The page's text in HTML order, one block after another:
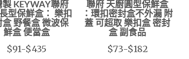
製 KEYWAY聯府
型保鮮盒： 樂扣
盒 野餐盒 微波保
鮮盒 便當盒
$91-$435
聯府 天廚圓型保鮮盒
：環扣密封盒不外漏 附
蓋 可超取 樂扣盒 密封
盒 副食品
$73-$182